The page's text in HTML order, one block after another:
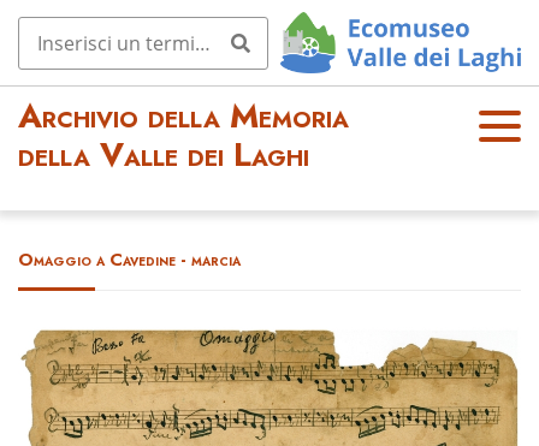
Archivio della Memoria
della Valle dei Laghi
OPE
Omaggio a Cavedine - marcia